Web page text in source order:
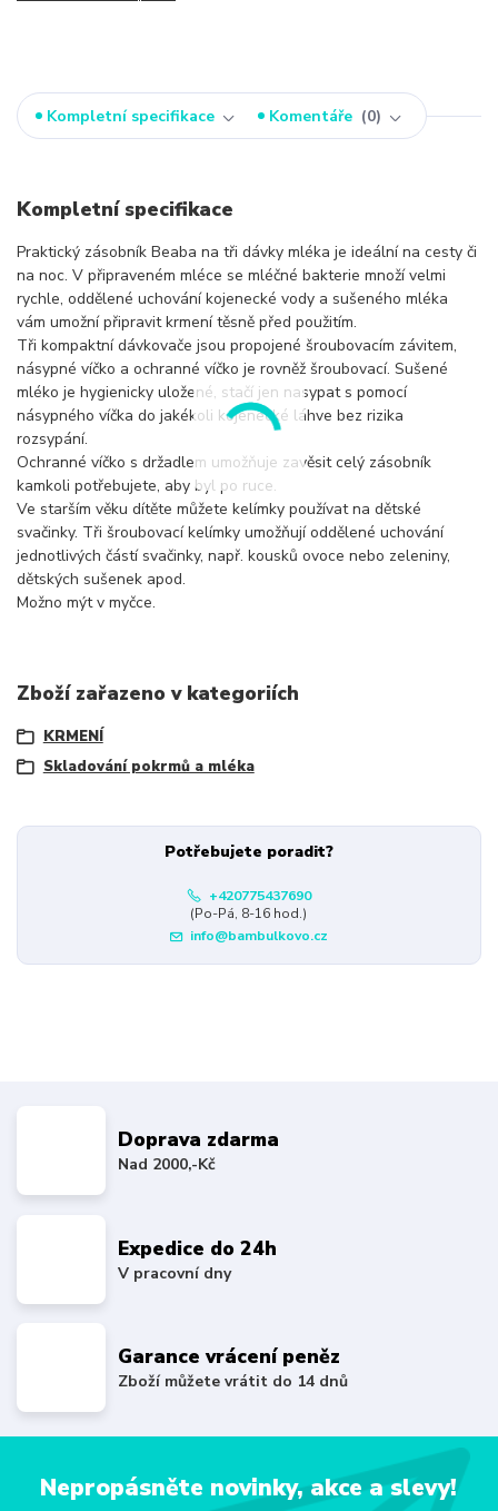
Kompletní specifikace Komentáře 0
Kompletní specifikace
Praktický zásobník Beaba na tři dávky mléka je ideální na cesty či
na noc. V připraveném mléce se mléčné bakterie množí velmi
rychle, oddělené uchování kojenecké vody a sušeného mléka
vám umožní připravit krmení těsně před použitím.
Tři kompaktní dávkovače jsou propojené šroubovacím závitem,
násypné víčko a ochranné víčko je rovněž šroubovací. Sušené
mléko je hygienicky uložené, stačí jen nasypat s pomocí
násypného víčka do jakékoli kojenecké láhve bez rizika
rozsypání.
Ochranné víčko s držadlem umožňuje zavěsit celý zásobník
kamkoli potřebujete, aby byl po ruce.
Ve starším věku dítěte můžete kelímky používat na dětské
svačinky. Tři šroubovací kelímky umožňují oddělené uchování
jednotlivých částí svačinky, např. kousků ovoce nebo zeleniny,
dětských sušenek apod.
Možno mýt v myčce.
Zboží zařazeno v kategoriích
KRMENÍ
Skladování pokrmů a mléka
Potřebujete poradit?
+420775437690
(Po-Pá, 8-16 hod.)
info@bambulkovo.cz
Doprava zdarma
Nad 2000,-Kč
Expedice do 24h
V pracovní dny
Garance vrácení peněz
Zboží můžete vrátit do 14 dnů
Nepropásněte novinky, akce a slevy!